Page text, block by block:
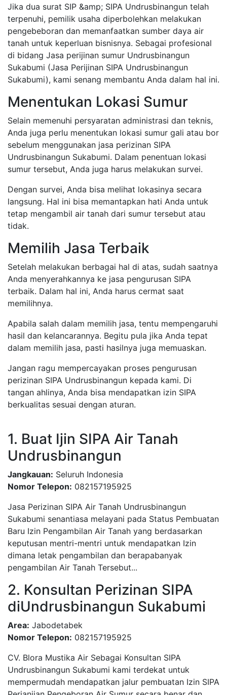
Jika dua surat SIP &amp; SIPA Undrusbinangun telah
terpenuhi, pemilik usaha diperbolehkan melakukan
pengebeboran dan memanfaatkan sumber daya air
tanah untuk keperluan bisnisnya. Sebagai profesional
di bidang Jasa perijinan sumur Undrusbinangun
Sukabumi (Jasa Perijinan SIPA Undrusbinangun
Sukabumi), kami senang membantu Anda dalam hal ini.
Menentukan Lokasi Sumur
Selain memenuhi persyaratan administrasi dan teknis,
Anda juga perlu menentukan lokasi sumur gali atau bor
sebelum menggunakan jasa perizinan SIPA
Undrusbinangun Sukabumi. Dalam penentuan lokasi
sumur tersebut, Anda juga harus melakukan survei.
Dengan survei, Anda bisa melihat lokasinya secara
langsung. Hal ini bisa memantapkan hati Anda untuk
tetap mengambil air tanah dari sumur tersebut atau
tidak.
Memilih Jasa Terbaik
Setelah melakukan berbagai hal di atas, sudah saatnya
Anda menyerahkannya ke jasa pengurusan SIPA
terbaik. Dalam hal ini, Anda harus cermat saat
memilihnya.
Apabila salah dalam memilih jasa, tentu mempengaruhi
hasil dan kelancarannya. Begitu pula jika Anda tepat
dalam memilih jasa, pasti hasilnya juga memuaskan.
Jangan ragu mempercayakan proses pengurusan
perizinan SIPA Undrusbinangun kepada kami. Di
tangan ahlinya, Anda bisa mendapatkan izin SIPA
berkualitas sesuai dengan aturan.
1. Buat Ijin SIPA Air Tanah
Undrusbinangun
Jangkauan: Seluruh Indonesia
Nomor Telepon: 082157195925
Jasa Perizinan SIPA Air Tanah Undrusbinangun
Sukabumi senantiasa melayani pada Status Pembuatan
Baru Izin Pengambilan Air Tanah yang berdasarkan
keputusan mentri-mentri untuk mendapatkan Izin
dimana letak pengambilan dan berapabanyak
pengambilan Air Tanah Tersebut...
2. Konsultan Perizinan SIPA
diUndrusbinangun Sukabumi
Area: Jabodetabek
Nomor Telepon: 082157195925
CV. Blora Mustika Air Sebagai Konsultan SIPA
Undrusbinangun Sukabumi kami terdekat untuk
mempermudah mendapatkan jalur pembuatan Izin SIPA